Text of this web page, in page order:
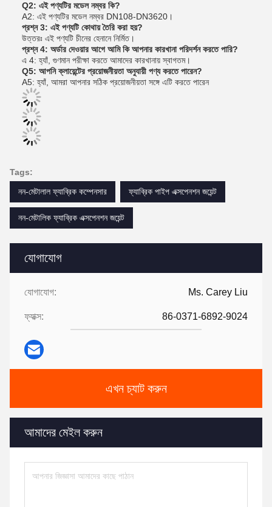
যোগাযোগ
যোগাযোগ: Ms. Carey Liu
ফ্যাক্স: 86-0371-6892-9024
এখন চ্যাট করুন
আমাদের মেইল করুন
Q2: এই পণ্যটির মডেল নম্বর কি?
A2: এই পণ্যটির মডেল নম্বর DN108-DN3620।
প্রশ্ন 3: এই পণ্যটি কোথায় তৈরি করা হয়?
উত্তরঃ এই পণ্যটি চীনের হেনানে নির্মিত।
প্রশ্ন 4: অর্ডার দেওয়ার আগে আমি কি আপনার কারখানা পরিদর্শন করতে পারি?
এ 4: হ্যাঁ, গুণমান পরীক্ষা করতে আমাদের কারখানায় স্বাগতম।
Q5: আপনি ক্লায়েন্টের প্রয়োজনীয়তা অনুযায়ী পণ্য করতে পারেন?
A5: হ্যাঁ, আমরা আপনার সঠিক প্রয়োজনীয়তা সঙ্গে এটি করতে পারেন
Tags:
নন-মেটালাল ফ্যাব্রিক কম্পেনসার
ফ্যাব্রিক পাইপ এক্সপেনশন জয়েন্ট
নন-মেটালিক ফ্যাব্রিক এক্সপেনশন জয়েন্ট